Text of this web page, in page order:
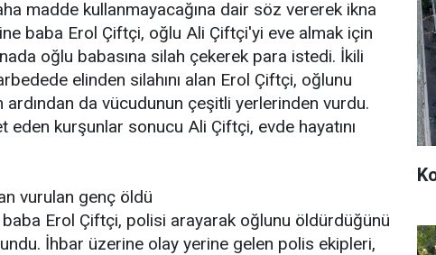
madde kullanmayacağına dair söz vererek ikna
baba Erol Çiftçi, oğlu Ali Çiftçi'yi eve almak için
oğlu babasına silah çekerek para istedi. İkili
elinden silahını alan Erol Çiftçi, oğlunu
da vücudunun çeşitli yerlerinden vurdu.
eden kurşunlar sonucu Ali Çiftçi, evde hayatını
vurulan genç öldü
baba Erol Çiftçi, polisi arayarak oğlunu öldürdüğünü
İhbar üzerine olay yerine gelen polis ekipleri,